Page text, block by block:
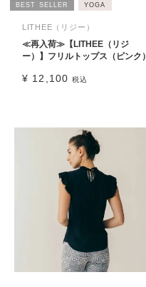
BEST SELLER YOGA
LITHEE（リジー）
≪再入荷≫【LITHEE（リジ
ー）】フリルトップス（ピンク）
¥ 12,100 税込